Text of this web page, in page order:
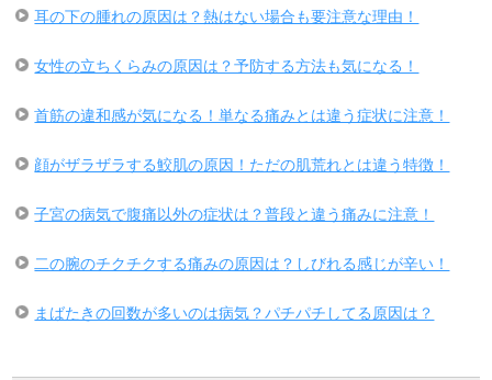
耳の下の腫れの原因は？熱はない場合も要注意な理由！
女性の立ちくらみの原因は？予防する方法も気になる！
首筋の違和感が気になる！単なる痛みとは違う症状に注意！
顔がザラザラする鮫肌の原因！ただの肌荒れとは違う特徴！
子宮の病気で腹痛以外の症状は？普段と違う痛みに注意！
二の腕のチクチクする痛みの原因は？しびれる感じが辛い！
まばたきの回数が多いのは病気？パチパチしてる原因は？